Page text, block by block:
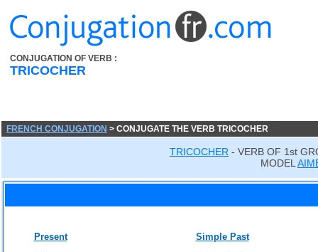
CONJUGATION OF VERB :
TRICOCHER
FRENCH CONJUGATION > CONJUGATE THE VERB TRICOCHER
TRICOCHER - VERB OF 1st
MODEL
Present
Simple Past